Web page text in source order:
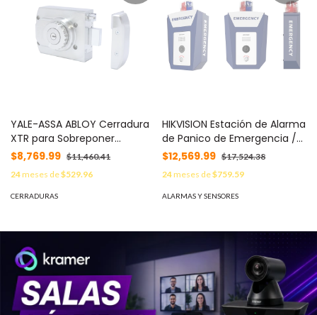
YALE-ASSA ABLOY Cerradura
XTR para Sobreponer
Diseñada para Puertas y
Rejas / Soporta Exterior MOD:
89236
$8,769.99 $11,460.41
24meses de$529.96
CERRADURAS
HIKVISION Estación de Alarma
de Panico de Emergencia /
Cámara 4 Megapixel / Video
y Audio / Sirena y Estrobo
(Azul y Rojo) / Filtro IR / ISUP
MOD: DS-KEB801X-C
$12,569.99 $17,524.38
24meses de$759.59
ALARMAS Y SENSORES